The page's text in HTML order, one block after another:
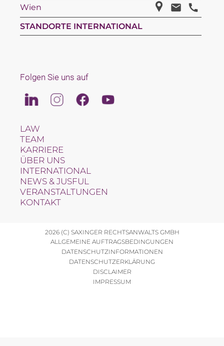
Wien
STANDORTE INTERNATIONAL
Folgen Sie uns auf
LinkedinInstagramFacebookYoutube
LAW
TEAM
KARRIERE
ÜBER UNS
INTERNATIONAL
NEWS & JUSFUL
VERANSTALTUNGEN
KONTAKT
2026 (C) SAXINGER RECHTSANWALTS GMBH
ALLGEMEINE AUFTRAGSBEDINGUNGEN
DATENSCHUTZINFORMATIONEN
DATENSCHUTZERKLÄRUNG
DISCLAIMER
IMPRESSUM